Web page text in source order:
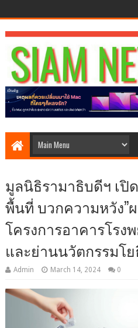
มูลนิธิรามาธิบดีฯ เปิด
พื้นที่ บวกความหวัง”
โครงการอาคารโรง
และย่านนวัตกรรมโ
Admin March 14, 2024 0